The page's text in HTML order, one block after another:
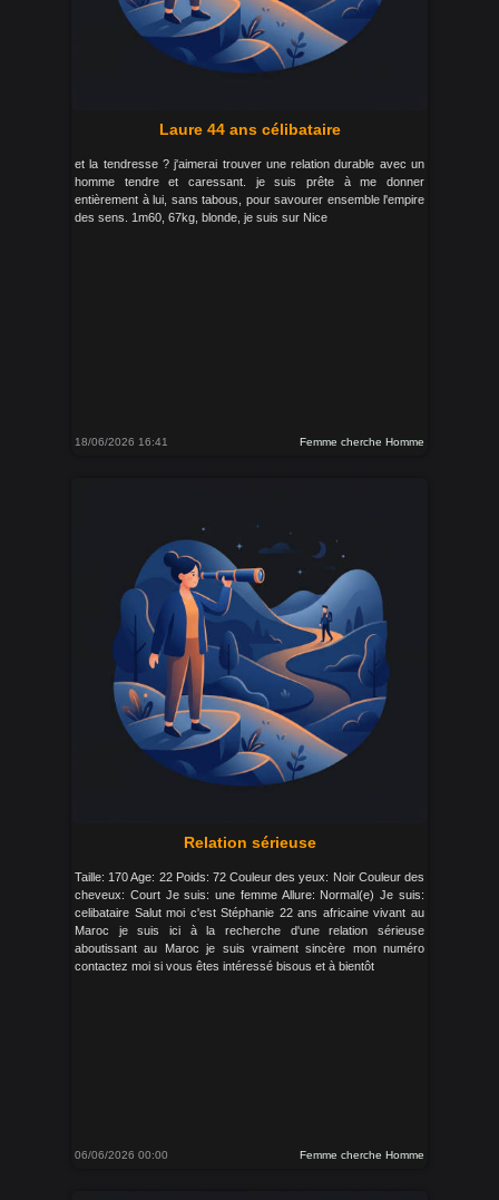
Laure 44 ans célibataire
et la tendresse ? j'aimerai trouver une relation durable avec un
homme tendre et caressant. je suis prête à me donner
entièrement à lui, sans tabous, pour savourer ensemble l'empire
des sens. 1m60, 67kg, blonde, je suis sur Nice
18/06/2026 16:41 Femme cherche Homme
Relation sérieuse
Taille: 170 Age: 22 Poids: 72 Couleur des yeux: Noir Couleur des
cheveux: Court Je suis: une femme Allure: Normal(e) Je suis:
celibataire Salut moi c'est Stéphanie 22 ans africaine vivant au
Maroc je suis ici à la recherche d'une relation sérieuse
aboutissant au Maroc je suis vraiment sincère mon numéro
contactez moi si vous êtes intéressé bisous et à bientôt
06/06/2026 00:00 Femme cherche Homme